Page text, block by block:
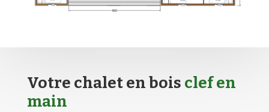
Votre chalet en bois clef en
main